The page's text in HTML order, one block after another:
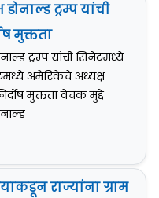
ट्रम्प यांची
मुक्तता
ट्रम्प यांची सिनेटमध्ये
अमेरिकेचे अध्यक्ष
मुक्तता वेचक मुद्दे
राज्यांना ग्राम